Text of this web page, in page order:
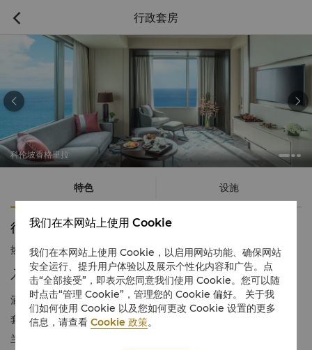
 行政套房
科伦坡香格里拉
 
特色 设施
行政套房
热线电话 1 866 565 5050
入住精英套房，享专属尊贵礼遇
酒店行政套房可让宾客在典雅的氛围中尽情欣赏壮丽景观。单卧室
套房采用柔和的冷色调设计，搭配鲜艳的红宝石色点缀，融合斯里
兰卡当地特色，并设有独立的起居室和温馨舒适的办公区，还有豪
我们在本网站上使用 Cookie
我们在本网站上使用 Cookie，以启用网站功能、确保网站
安全运行、提升用户体验以及展示个性化内容和广告。点
击“全部接受”，即表示您同意我们使用 Cookie。您可以随
时点击“管理 Cookie”，管理您的 Cookie 偏好。 关于我
们如何使用 Cookie 以及您如何更改 Cookie 设置的更多
信息，请查看Cookie 政策。